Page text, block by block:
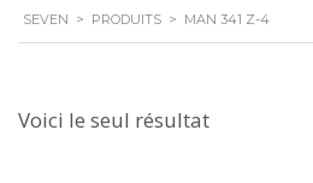
SEVEN > PRODUITS > MAN 341 Z-4
Voici le seul résultat